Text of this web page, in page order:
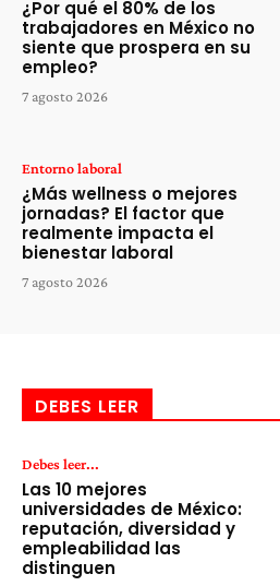
¿Por qué el 80% de los
trabajadores en México no
siente que prospera en su
empleo?
7 agosto 2026
Entorno laboral
¿Más wellness o mejores
jornadas? El factor que
realmente impacta el
bienestar laboral
7 agosto 2026
DEBES LEER
Debes leer...
Las 10 mejores
universidades de México:
reputación, diversidad y
empleabilidad las
distinguen